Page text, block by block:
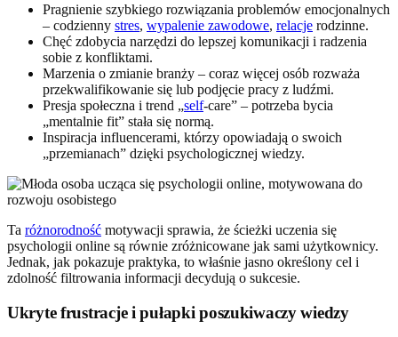
Pragnienie szybkiego rozwiązania problemów emocjonalnych
– codzienny stres, wypalenie zawodowe, relacje rodzinne.
Chęć zdobycia narzędzi do lepszej komunikacji i radzenia
sobie z konfliktami.
Marzenia o zmianie branży – coraz więcej osób rozważa
przekwalifikowanie się lub podjęcie pracy z ludźmi.
Presja społeczna i trend „self-care” – potrzeba bycia
„mentalnie fit” stała się normą.
Inspiracja influencerami, którzy opowiadają o swoich
„przemianach” dzięki psychologicznej wiedzy.
Ta różnorodność motywacji sprawia, że ścieżki uczenia się
psychologii online są równie zróżnicowane jak sami użytkownicy.
Jednak, jak pokazuje praktyka, to właśnie jasno określony cel i
zdolność filtrowania informacji decydują o sukcesie.
Ukryte frustracje i pułapki poszukiwaczy wiedzy